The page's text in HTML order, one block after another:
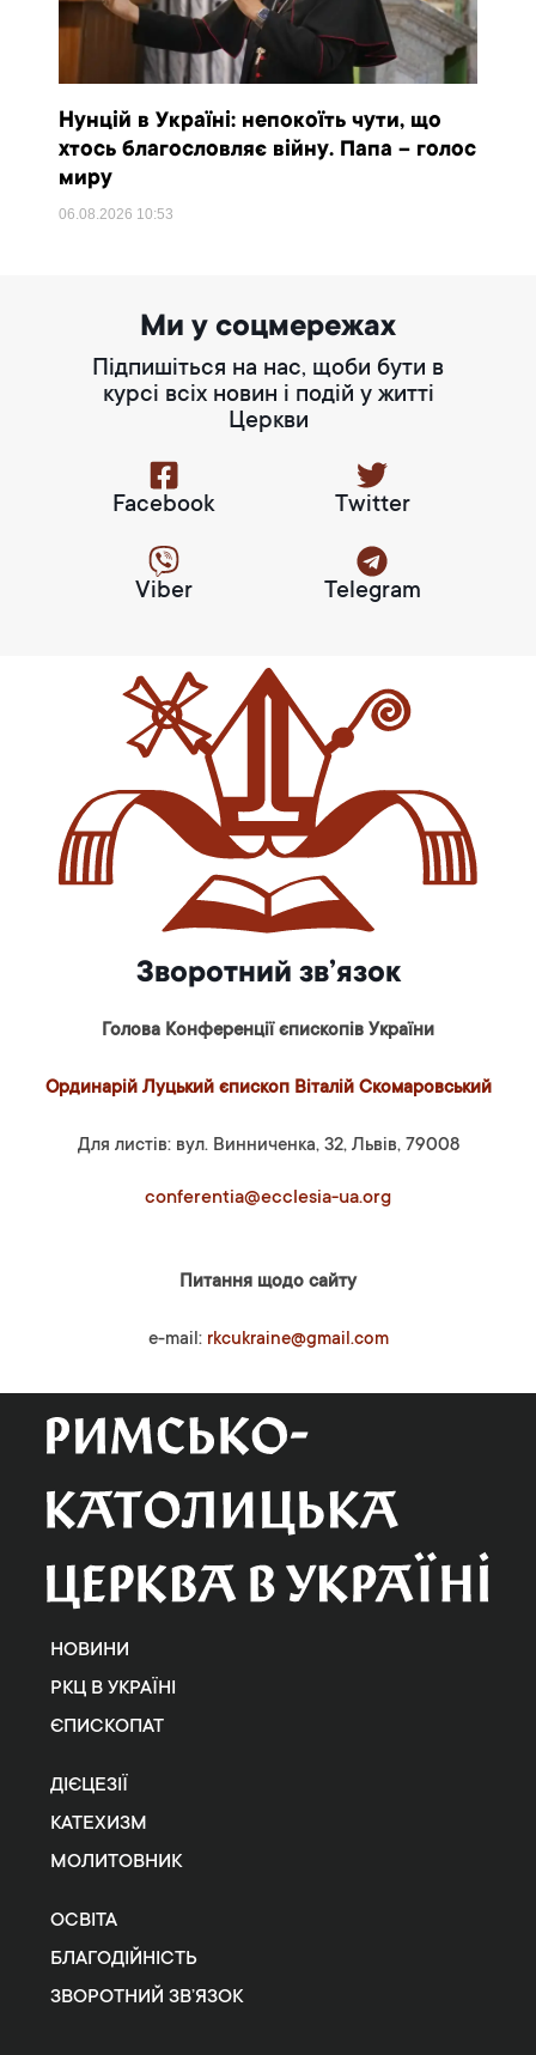
Нунцій в Україні: непокоїть чути, що
хтось благословляє війну. Папа – голос
миру
06.08.2026 10:53
Ми у соцмережах
Підпишіться на нас, щоби бути в
курсі всіх новин і подій у житті
Церкви
Facebook Twitter
Viber Telegram
Зворотний зв’язок
Голова Конференції єпископів України
Ординарій Луцький єпископ Віталій Скомаровський
Для листів: вул. Винниченка, 32, Львів, 79008
conferentia@ecclesia-ua.org
Питання щодо сайту
e-mail: rkcukraine@gmail.com
НОВИНИ
РКЦ В УКРАЇНІ
ЄПИСКОПАТ
ДІЄЦЕЗІЇ
КАТЕХИЗМ
МОЛИТОВНИК
ОСВІТА
БЛАГОДІЙНІСТЬ
ЗВОРОТНИЙ ЗВ’ЯЗОК